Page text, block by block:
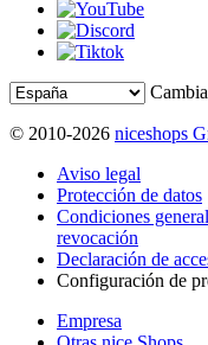
© 2010-2026 niceshops
Aviso legal
Protección de datos
Condiciones
revocación
Declaración de
Configuración de
Empresa